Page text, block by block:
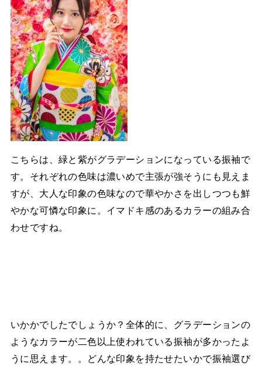
こちらは、緑と紫がグラデーションになっている振袖で
す。それぞれの色味は濃いめで主張が強そうにも見えま
すが、大人な印象の色味なので華やかさを出しつつも鮮
やかな可憐な印象に。イマドキ感のあるカラーの組み合
わせですね。
いかかでしたでしょうか？全体的に、グラデーションの
ようなカラーが二色以上使われている振袖が多かったよ
うに思えます。。どんな印象を持たせたいかで振袖選び